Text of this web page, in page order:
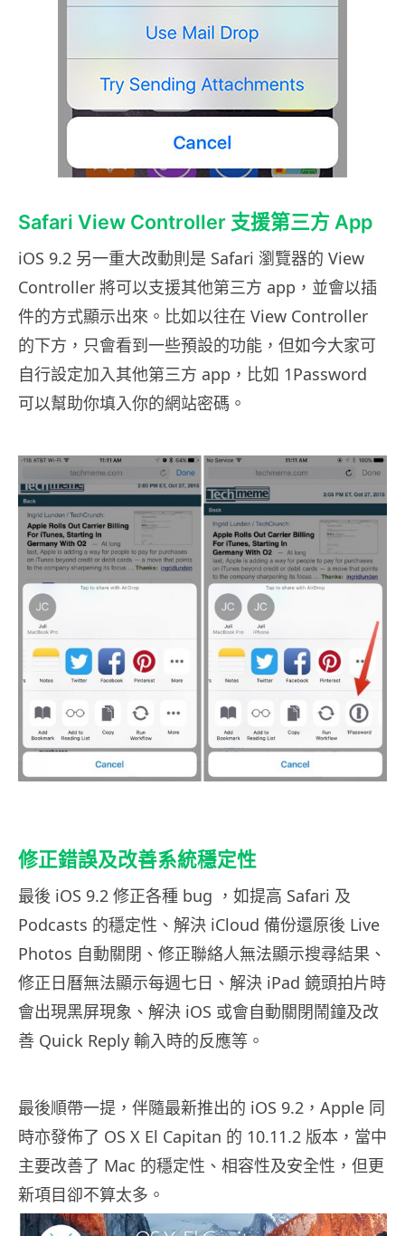
Safari View Controller 支援第三方 App
iOS 9.2 另一重大改動則是 Safari 瀏覽器的 View
Controller 將可以支援其他第三方 app，並會以插
件的方式顯示出來。比如以往在 View Controller
的下方，只會看到一些預設的功能，但如今大家可
自行設定加入其他第三方 app，比如 1Password
可以幫助你填入你的網站密碼。
修正錯誤及改善系統穩定性
最後 iOS 9.2 修正各種 bug ，如提高 Safari 及
Podcasts 的穩定性、解決 iCloud 備份還原後 Live
Photos 自動關閉、修正聯絡人無法顯示搜尋結果、
修正日曆無法顯示每週七日、解決 iPad 鏡頭拍片時
會出現黑屏現象、解決 iOS 或會自動關閉鬧鐘及改
善 Quick Reply 輸入時的反應等。
最後順帶一提，伴隨最新推出的 iOS 9.2，Apple 同
時亦發佈了 OS X El Capitan 的 10.11.2 版本，當中
主要改善了 Mac 的穩定性、相容性及安全性，但更
新項目卻不算太多。